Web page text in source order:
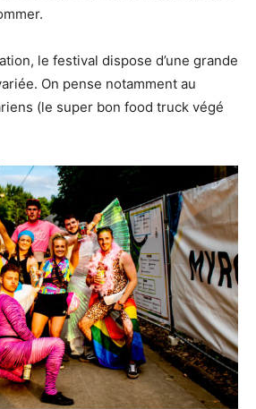
le festival dispose d’une grande
On pense notamment au
(le super bon food truck végé